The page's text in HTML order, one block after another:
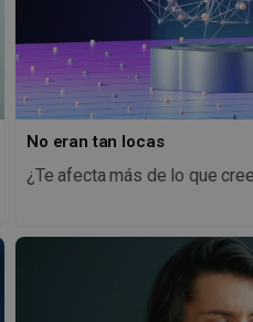
No eran tan locas
¿Te afecta más de lo que